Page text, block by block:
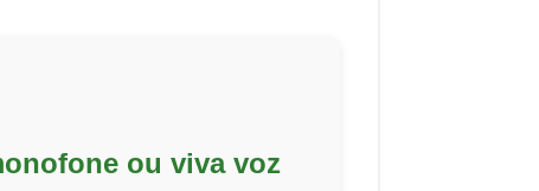
ou viva voz